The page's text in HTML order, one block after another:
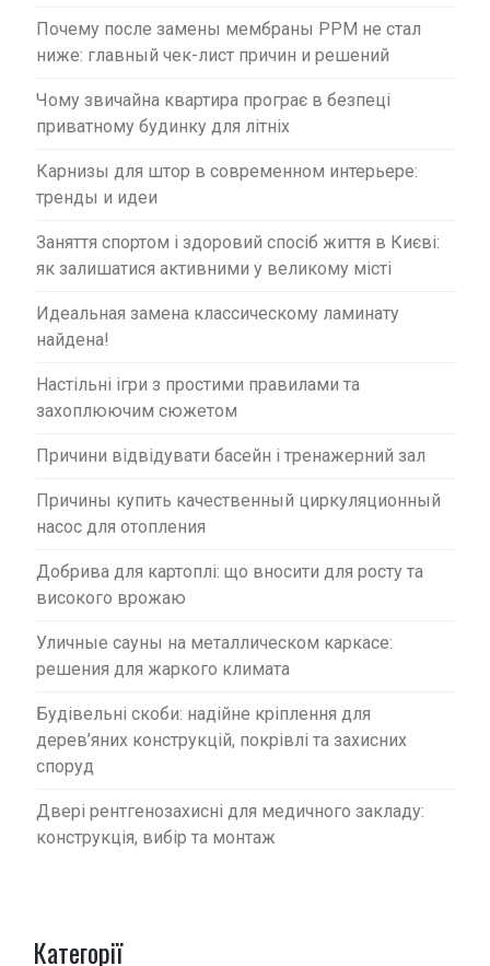
Почему после замены мембраны PPM не стал
ниже: главный чек-лист причин и решений
Чому звичайна квартира програє в безпеці
приватному будинку для літніх
Карнизы для штор в современном интерьере:
тренды и идеи
Заняття спортом і здоровий спосіб життя в Києві:
як залишатися активними у великому місті
Идеальная замена классическому ламинату
найдена!
Настільні ігри з простими правилами та
захоплюючим сюжетом
Причини відвідувати басейн і тренажерний зал
Причины купить качественный циркуляционный
насос для отопления
Добрива для картоплі: що вносити для росту та
високого врожаю
Уличные сауны на металлическом каркасе:
решения для жаркого климата
Будівельні скоби: надійне кріплення для
дерев’яних конструкцій, покрівлі та захисних
споруд
Двері рентгенозахисні для медичного закладу:
конструкція, вибір та монтаж
Категорії